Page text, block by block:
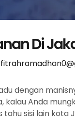
Di
dengan
kalau Anda
tahu sisi lain